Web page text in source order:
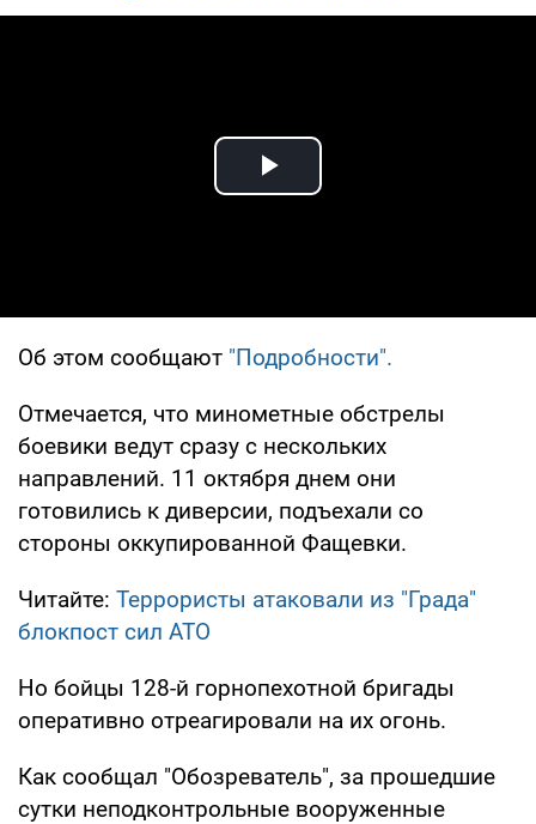
Play Video
Об этом сообщают "Подробности".
Отмечается, что минометные обстрелы
боевики ведут сразу с нескольких
направлений. 11 октября днем они
готовились к диверсии, подъехали со
стороны оккупированной Фащевки.
Читайте: Террористы атаковали из "Града"
блокпост сил АТО
Но бойцы 128-й горнопехотной бригады
оперативно отреагировали на их огонь.
Как сообщал "Обозреватель", за прошедшие
сутки неподконтрольные вооруженные